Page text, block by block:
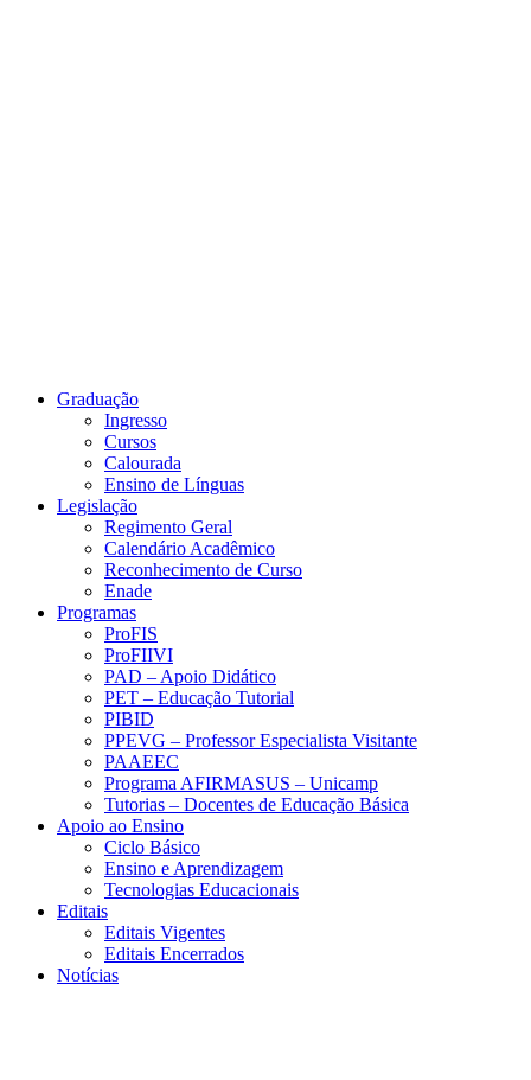
Graduação
Ingresso
Cursos
Calourada
Ensino de Línguas
Legislação
Regimento Geral
Calendário Acadêmico
Reconhecimento de Curso
Enade
Programas
ProFIS
ProFIIVI
PAD – Apoio Didático
PET – Educação Tutorial
PIBID
PPEVG – Professor Especialista Visitante
PAAEEC
Programa AFIRMASUS – Unicamp
Tutorias – Docentes de Educação Básica
Apoio ao Ensino
Ciclo Básico
Ensino e Aprendizagem
Tecnologias Educacionais
Editais
Editais Vigentes
Editais Encerrados
Notícias